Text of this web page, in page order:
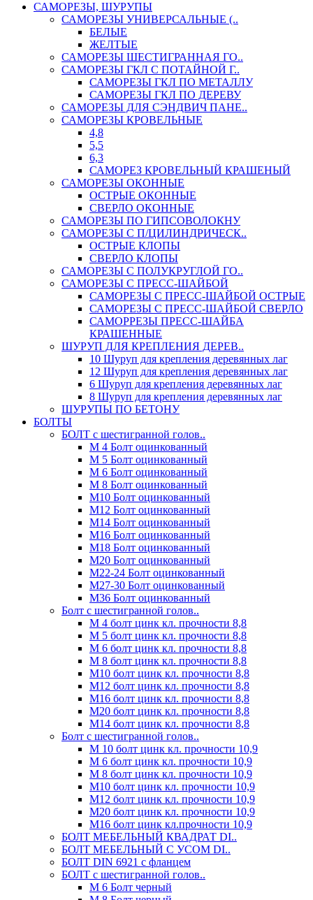
САМОРЕЗЫ, ШУРУПЫ
САМОРЕЗЫ УНИВЕРСАЛЬНЫЕ (..
БЕЛЫЕ
ЖЕЛТЫЕ
САМОРЕЗЫ ШЕСТИГРАННАЯ ГО..
САМОРЕЗЫ ГКЛ С ПОТАЙНОЙ Г..
САМОРЕЗЫ ГКЛ ПО МЕТАЛЛУ
САМОРЕЗЫ ГКЛ ПО ДЕРЕВУ
САМОРЕЗЫ ДЛЯ СЭНДВИЧ ПАНЕ..
САМОРЕЗЫ КРОВЕЛЬНЫЕ
4,8
5,5
6,3
САМОРЕЗ КРОВЕЛЬНЫЙ КРАШЕНЫЙ
САМОРЕЗЫ ОКОННЫЕ
ОСТРЫЕ ОКОННЫЕ
СВЕРЛО ОКОННЫЕ
САМОРЕЗЫ ПО ГИПСОВОЛОКНУ
САМОРЕЗЫ С П/ЦИЛИНДРИЧЕСК..
ОСТРЫЕ КЛОПЫ
СВЕРЛО КЛОПЫ
САМОРЕЗЫ С ПОЛУКРУГЛОЙ ГО..
САМОРЕЗЫ С ПРЕСС-ШАЙБОЙ
САМОРЕЗЫ С ПРЕСС-ШАЙБОЙ ОСТРЫЕ
САМОРЕЗЫ С ПРЕСС-ШАЙБОЙ СВЕРЛО
САМОРРЕЗЫ ПРЕСС-ШАЙБА
КРАШЕННЫЕ
ШУРУП ДЛЯ КРЕПЛЕНИЯ ДЕРЕВ..
10 Шуруп для крепления деревянных лаг
12 Шуруп для крепления деревянных лаг
6 Шуруп для крепления деревянных лаг
8 Шуруп для крепления деревянных лаг
ШУРУПЫ ПО БЕТОНУ
БОЛТЫ
БОЛТ с шестигранной голов..
М 4 Болт оцинкованный
М 5 Болт оцинкованный
М 6 Болт оцинкованный
М 8 Болт оцинкованный
М10 Болт оцинкованный
М12 Болт оцинкованный
М14 Болт оцинкованный
М16 Болт оцинкованный
М18 Болт оцинкованный
М20 Болт оцинкованный
М22-24 Болт оцинкованный
М27-30 Болт оцинкованный
М36 Болт оцинкованный
Болт с шестигранной голов..
М 4 болт цинк кл. прочности 8,8
М 5 болт цинк кл. прочности 8,8
М 6 болт цинк кл. прочности 8,8
М 8 болт цинк кл. прочности 8,8
М10 болт цинк кл. прочности 8,8
М12 болт цинк кл. прочности 8,8
М16 болт цинк кл. прочности 8,8
М20 болт цинк кл. прочности 8,8
М14 болт цинк кл. прочности 8,8
Болт с шестигранной голов..
М 10 болт цинк кл. прочности 10,9
М 6 болт цинк кл. прочности 10,9
М 8 болт цинк кл. прочности 10,9
М10 болт цинк кл. прочности 10,9
М12 болт цинк кл. прочности 10,9
М20 болт цинк кл. прочности 10,9
М16 болт цинк кл.прочности 10,9
БОЛТ МЕБЕЛЬНЫЙ КВАДРАТ DI..
БОЛТ МЕБЕЛЬНЫЙ С УСОМ DI..
БОЛТ DIN 6921 c фланцем
БОЛТ с шестигранной голов..
М 6 Болт черный